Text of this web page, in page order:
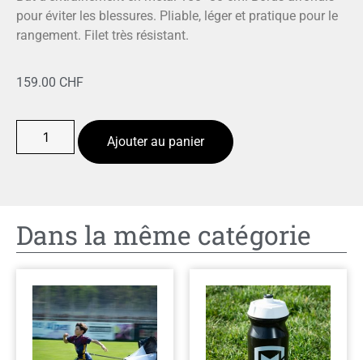
pour éviter les blessures. Pliable, léger et pratique pour le
rangement. Filet très résistant.
159.00 CHF
Ajouter au panier
Dans la même catégorie